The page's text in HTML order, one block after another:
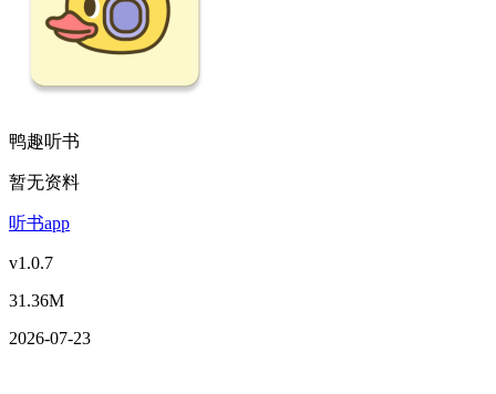
鸭趣听书
暂无资料
听书app
v1.0.7
31.36M
2026-07-23